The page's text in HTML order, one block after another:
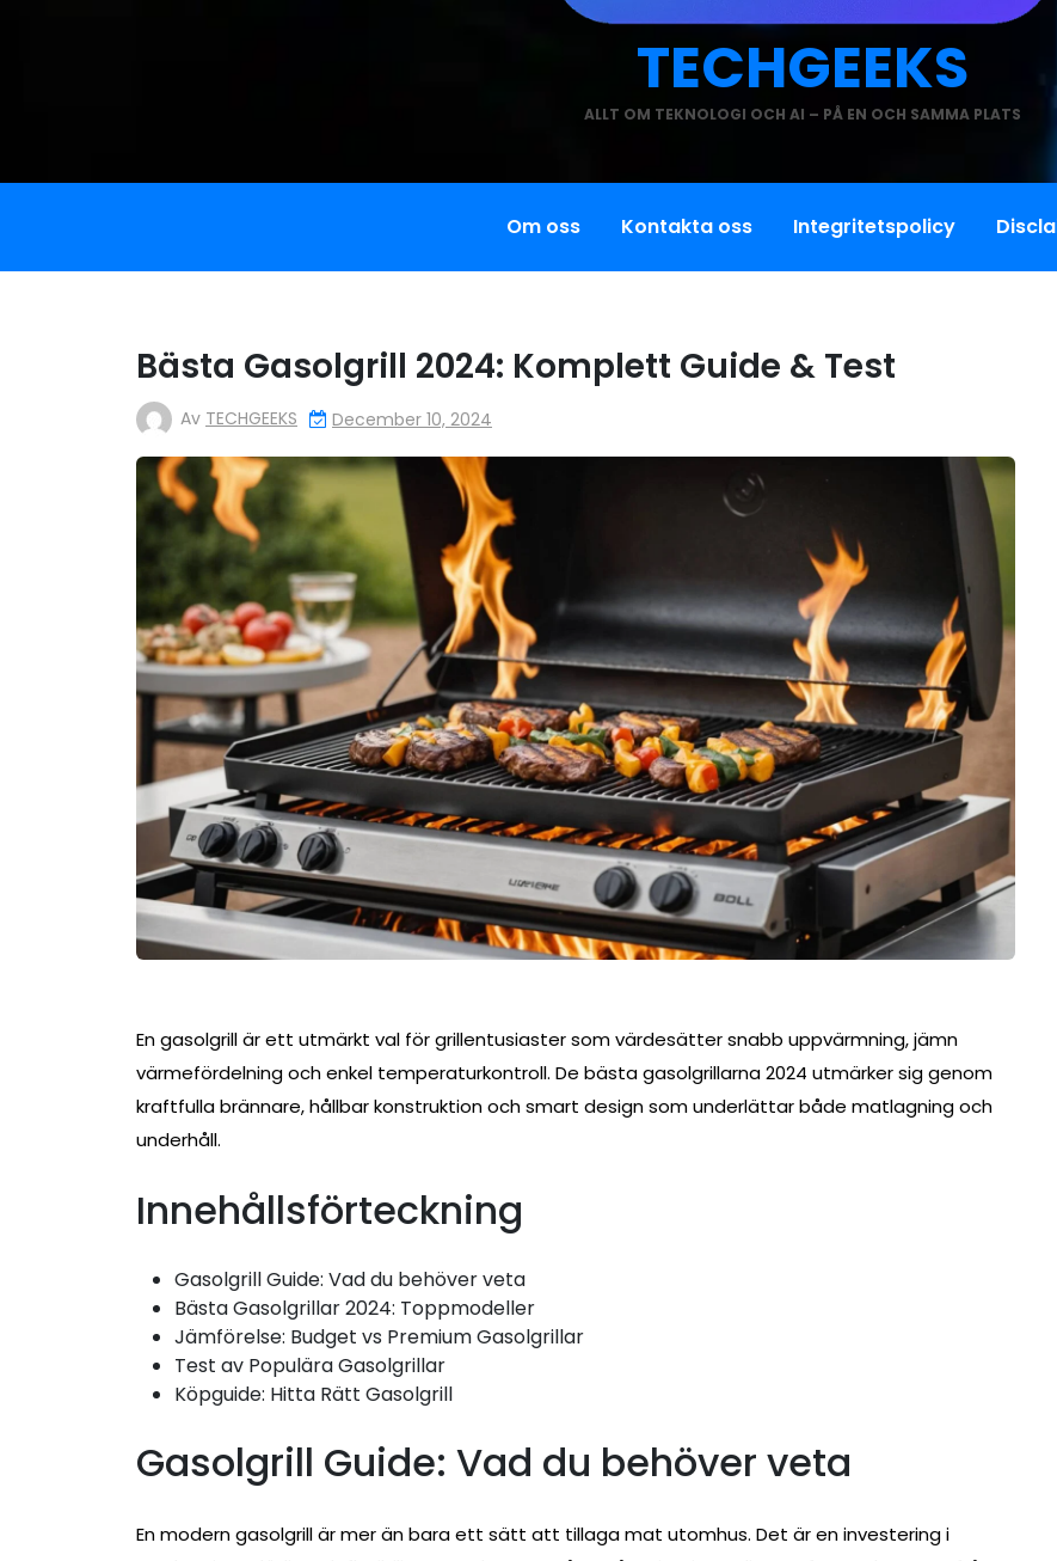
TECHGEEKS
ALLT OM TEKNOLOGI OCH AI – PÅ EN OCH SAMMA PLATS
Om oss Kontakta oss Integritetspolicy
Bästa Gasolgrill 2024: Komplett Guide & Test
Av TECHGEEKS December 10, 2024
En gasolgrill är ett utmärkt val för grillentusiaster som värdesätter snabb uppvärmning, jämn
värmefördelning och enkel temperaturkontroll. De bästa gasolgrillarna 2024 utmärker sig genom
kraftfulla brännare, hållbar konstruktion och smart design som underlättar både matlagning och
underhåll.
Innehållsförteckning
Gasolgrill Guide: Vad du behöver veta
Bästa Gasolgrillar 2024: Toppmodeller
Jämförelse: Budget vs Premium Gasolgrillar
Test av Populära Gasolgrillar
Köpguide: Hitta Rätt Gasolgrill
Gasolgrill Guide: Vad du behöver veta
En modern gasolgrill är mer än bara ett sätt att tillaga mat utomhus. Det är en investering i